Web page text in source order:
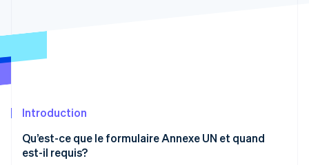
Élimination du carbone
Introduction
Qu’est-ce que le formulaire Annexe UN et quand
est-il requis?